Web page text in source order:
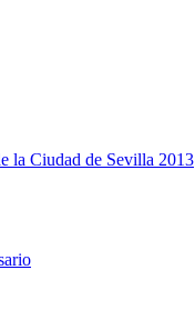
la Ciudad de Sevilla 2013